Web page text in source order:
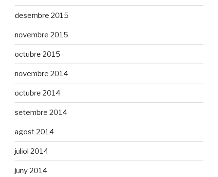
desembre 2015
novembre 2015
octubre 2015
novembre 2014
octubre 2014
setembre 2014
agost 2014
juliol 2014
juny 2014